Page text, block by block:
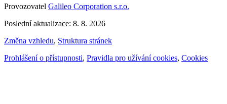
Provozovatel Galileo Corporation s.r.o.
Poslední aktualizace: 8. 8. 2026
Změna vzhledu, Struktura stránek
Prohlášení o přístupnosti, Pravidla pro užívání cookies, Cookies